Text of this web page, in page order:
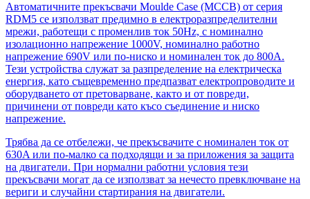
Автоматичните прекъсвачи Moulde Case (MCCB) от серия
RDM5 се използват предимно в електроразпределителни
мрежи, работещи с променлив ток 50Hz, с номинално
изолационно напрежение 1000V, номинално работно
напрежение 690V или по-ниско и номинален ток до 800A.
Тези устройства служат за разпределение на електрическа
енергия, като същевременно предпазват електропроводите и
оборудването от претоварване, както и от повреди,
причинени от повреди като късо съединение и ниско
напрежение.
Трябва да се отбележи, че прекъсвачите с номинален ток от
630A или по-малко са подходящи и за приложения за защита
на двигатели. При нормални работни условия тези
прекъсвачи могат да се използват за нечесто превключване на
вериги и случайни стартирания на двигатели.